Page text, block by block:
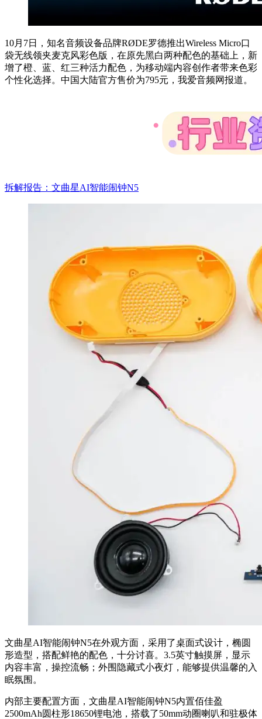
10月7日，知名音频设备品牌RØDE罗德推出Wireless Micro口
袋无线领夹麦克风彩色版，在原先黑白两种配色的基础上，新
增了橙、蓝、红三种活力配色，为移动端内容创作者带来色彩
个性化选择。中国大陆官方售价为795元，我爱音频网报道。
拆解报告：文曲星AI智能闹钟N5
文曲星AI智能闹钟N5在外观方面，采用了桌面式设计，椭圆
形造型，搭配鲜艳的配色，十分讨喜。3.5英寸触摸屏，显示
内容丰富，操控流畅；外围隐藏式小夜灯，能够提供温馨的入
眠氛围。
内部主要配置方面，文曲星AI智能闹钟N5内置佰佳盈
2500mAh圆柱形18650锂电池，搭载了50mm动圈喇叭和驻极体